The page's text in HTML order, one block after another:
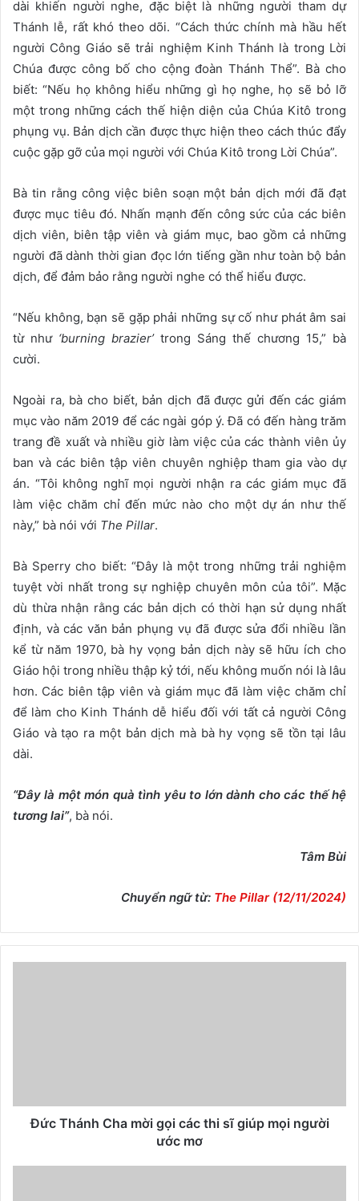
dài khiến người nghe, đặc biệt là những người tham dự
Thánh lễ, rất khó theo dõi. “Cách thức chính mà hầu hết
người Công Giáo sẽ trải nghiệm Kinh Thánh là trong Lời
Chúa được công bố cho cộng đoàn Thánh Thể”. Bà cho
biết: “Nếu họ không hiểu những gì họ nghe, họ sẽ bỏ lỡ
một trong những cách thế hiện diện của Chúa Kitô trong
phụng vụ. Bản dịch cần được thực hiện theo cách thúc đẩy
cuộc gặp gỡ của mọi người với Chúa Kitô trong Lời Chúa”.
Bà tin rằng công việc biên soạn một bản dịch mới đã đạt
được mục tiêu đó. Nhấn mạnh đến công sức của các biên
dịch viên, biên tập viên và giám mục, bao gồm cả những
người đã dành thời gian đọc lớn tiếng gần như toàn bộ bản
dịch, để đảm bảo rằng người nghe có thể hiểu được.
“Nếu không, bạn sẽ gặp phải những sự cố như phát âm sai
từ như ‘burning brazier’trong Sáng thế chương 15,” bà
cười.
Ngoài ra, bà cho biết, bản dịch đã được gửi đến các giám
mục vào năm 2019 để các ngài góp ý. Đã có đến hàng trăm
trang đề xuất và nhiều giờ làm việc của các thành viên ủy
ban và các biên tập viên chuyên nghiệp tham gia vào dự
án. “Tôi không nghĩ mọi người nhận ra các giám mục đã
làm việc chăm chỉ đến mức nào cho một dự án như thế
này,” bà nói với The Pillar.
Bà Sperry cho biết: “Đây là một trong những trải nghiệm
tuyệt vời nhất trong sự nghiệp chuyên môn của tôi”. Mặc
dù thừa nhận rằng các bản dịch có thời hạn sử dụng nhất
định, và các văn bản phụng vụ đã được sửa đổi nhiều lần
kể từ năm 1970, bà hy vọng bản dịch này sẽ hữu ích cho
Giáo hội trong nhiều thập kỷ tới, nếu không muốn nói là lâu
hơn. Các biên tập viên và giám mục đã làm việc chăm chỉ
để làm cho Kinh Thánh dễ hiểu đối với tất cả người Công
Giáo và tạo ra một bản dịch mà bà hy vọng sẽ tồn tại lâu
dài.
“Đây là một món quà tình yêu to lớn dành cho các thế hệ
tương lai”, bà nói.
Tâm Bùi
Chuyển ngữ từ: The Pillar (12/11/2024)
Đức Thánh Cha mời gọi các thi sĩ giúp mọi người
ước mơ